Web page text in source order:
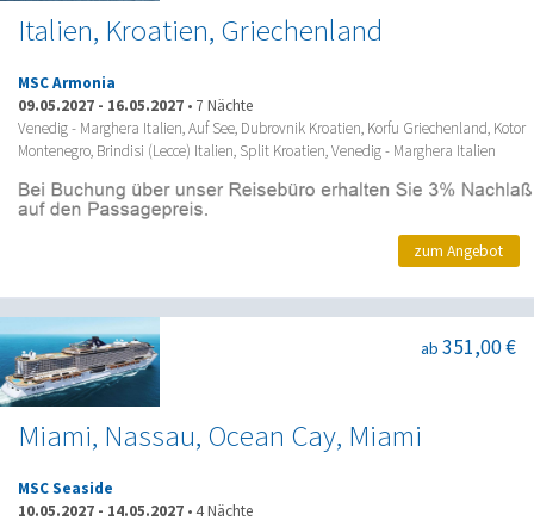
Italien, Kroatien, Griechenland
MSC Armonia
09.05.2027 - 16.05.2027 • 7 Nächte
Venedig - Marghera Italien, Auf See, Dubrovnik Kroatien, Korfu Griechenland, Kotor
Montenegro, Brindisi (Lecce) Italien, Split Kroatien, Venedig - Marghera Italien
zum Angebot
Miami, Nassau, Ocean Cay, Miami
ab 351,00 €
MSC Seaside
10.05.2027 - 14.05.2027 •4 Nächte